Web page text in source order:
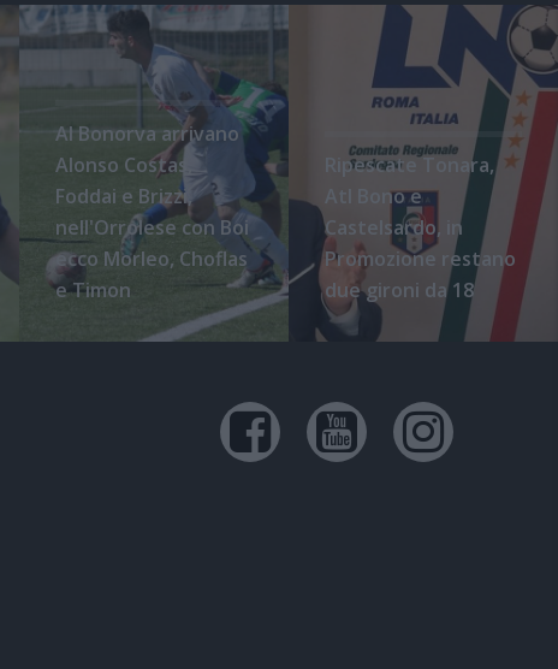
Al Bonorva arrivano
Alonso Costas,
Foddai e Brizzi,
nell'Orrolese con Boi
ecco Morleo, Choflas
e Timon
Ripescate Tonara,
Atl Bono e
Castelsardo, in
Promozione restano
due gironi da 18